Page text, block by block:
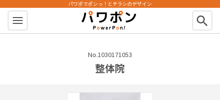
パワポン
パワポでポンっ！とチラシのデザイン
search
No.1030171053
整体院